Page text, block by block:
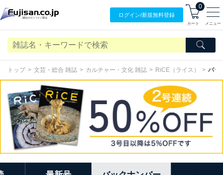
ログイン/新規無料登録
0
カート メニュー
トップ 文芸・総合 雑誌 カルチャー・文化 雑誌 RiCE（ライス） バッ